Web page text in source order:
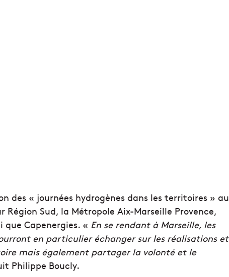
des « journées hydrogènes dans les territoires » au
Sud, la Métropole Aix-Marseille Provence,
que Capenergies. « En se rendant à Marseille, les
en particulier échanger sur les réalisations et
mais également partager la volonté et le
Philippe Boucly.